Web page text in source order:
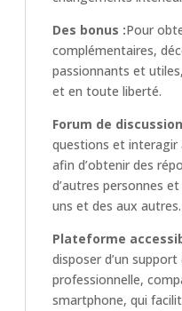
Des bonus :Pour
complémentaires,
passionnants et
et en toute liberté.
Forum de
questions et interagir
afin d’obtenir des
d’autres personnes
uns et des aux autres.
Plateforme
disposer d’un
professionnelle,
smartphone, qui